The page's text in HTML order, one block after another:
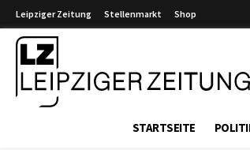
Leipziger Zeitung Stellenmarkt Shop
STARTSEITE